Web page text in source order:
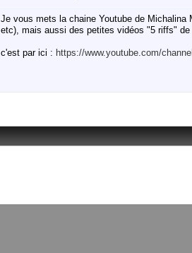
Je vous mets la chaine Youtube de
etc), mais aussi des petites vidéos "5 riffs"
c'est par ici : https://www.youtube.com/